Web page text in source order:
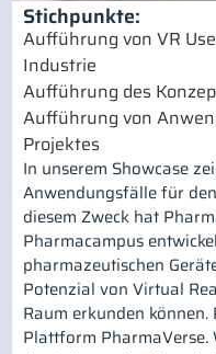
Stichpunkte:
Aufführung von VR
Industrie
Aufführung des
Aufführung von
Projektes
In unserem Showcase
Anwendungsfälle für
diesem Zweck hat
Pharmacampus
pharmazeutischen
Potenzial von Virtual
Raum erkunden
Plattform